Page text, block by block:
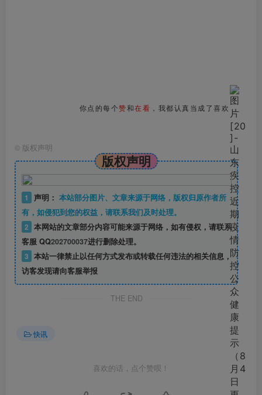
你点的每个赞和在看 ，我都认真当成了喜欢
© 版权声明
版权声明
1 声明： 本站部分图片、文章来源于网络，版权归原作者所
有，如侵犯到您的权益，请联系我们及时处理。
2 本网站的文章部分内容可能来源于网络，如有侵权，请联系
客服 QQ202700037进行删除处理。
3 本站一律禁止以任何方式发布或转载任何违法的相关信息，
访客发现请向客服举报
THE END
快讯
喜欢的话，点个赞呗！